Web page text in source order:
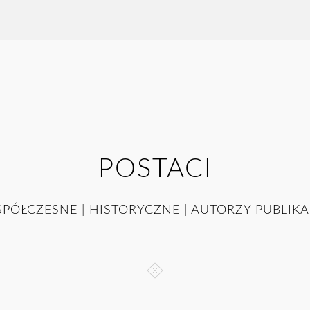
POSTACI
| HISTORYCZNE | AUTORZY